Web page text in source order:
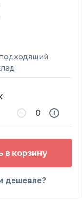
в корзину
дешевле?